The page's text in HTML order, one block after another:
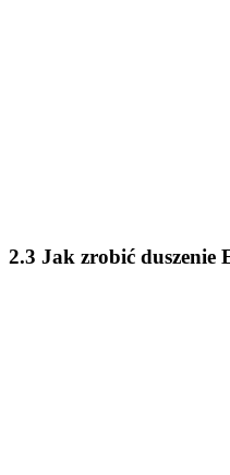
2.3 Jak zrobić duszenie